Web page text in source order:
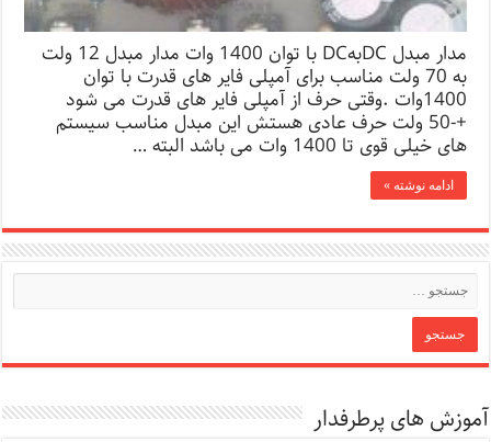
مدار مبدل DCبهDC با توان 1400 وات مدار مبدل 12 ولت
به 70 ولت مناسب برای آمپلی فایر های قدرت با توان
1400وات .وقتی حرف از آمپلی فایر های قدرت می شود
+-50 ولت حرف عادی هستش این مبدل مناسب سیستم
های خیلی قوی تا 1400 وات می باشد البته …
ادامه نوشته »
آموزش های پرطرفدار